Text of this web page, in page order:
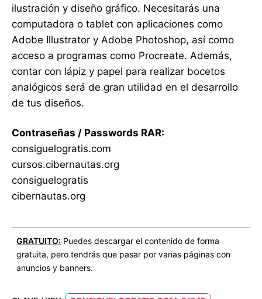
ilustración y diseño gráfico. Necesitarás una
computadora o tablet con aplicaciones como
Adobe Illustrator y Adobe Photoshop, así como
acceso a programas como Procreate. Además,
contar con lápiz y papel para realizar bocetos
analógicos será de gran utilidad en el desarrollo
de tus diseños.
Contraseñas / Passwords RAR:
consiguelogratis.com
cursos.cibernautas.org
consiguelogratis
cibernautas.org
GRATUITO: Puedes descargar el contenido de forma
gratuita, pero tendrás que pasar por varias páginas con
anuncios y banners.